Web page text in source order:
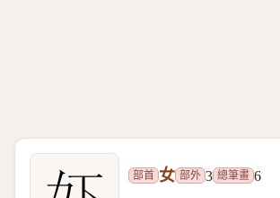
部首 女 部外 3 總筆畫 6